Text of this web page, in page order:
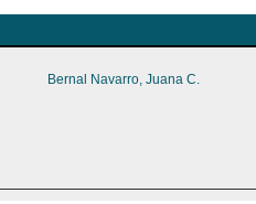
Bernal Navarro, Juana C.